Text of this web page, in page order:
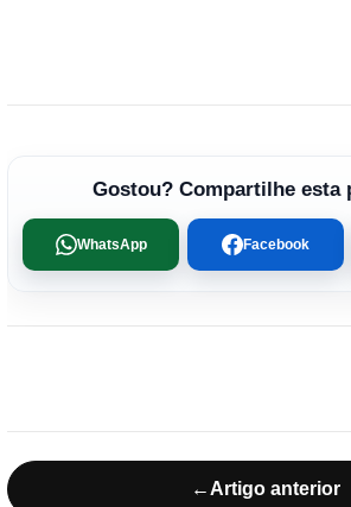
Gostou? Compartilhe esta
WhatsApp Facebook
← Artigo anterior